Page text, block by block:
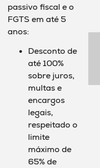
passivo fiscal e o
FGTS em até 5
anos:
Desconto de
até 100%
sobre juros,
multas e
encargos
legais,
respeitado o
limite
máximo de
65% de